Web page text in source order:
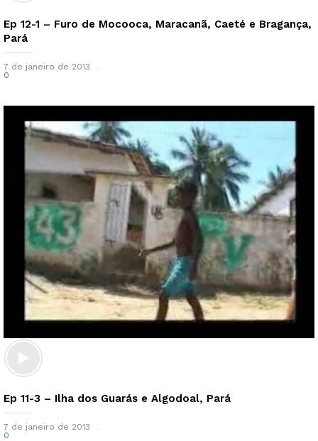
Ep 12-1 – Furo de Mocooca, Maracanã, Caeté e Bragança,
Pará
7 de janeiro de 2013
0
Ep 11-3 – Ilha dos Guarás e Algodoal, Pará
7 de janeiro de 2013
0